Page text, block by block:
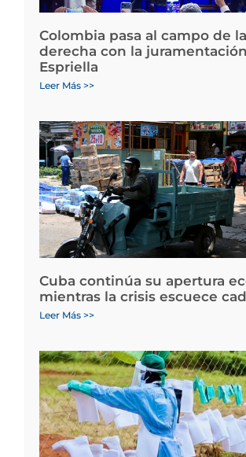
Colombia pasa al campo de
derecha con la
Espriella
Leer Más >>
Cuba continúa su apertura
mientras la crisis escuece
Leer Más >>